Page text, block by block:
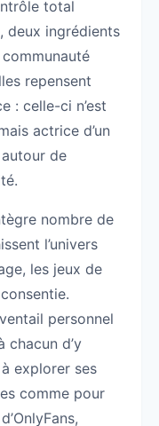
total
deux ingrédients
repensent
: celle-ci n’est
actrice d’un
de
nombre de
l’univers
les jeux de
personnel
chacun d’y
explorer ses
comme pour